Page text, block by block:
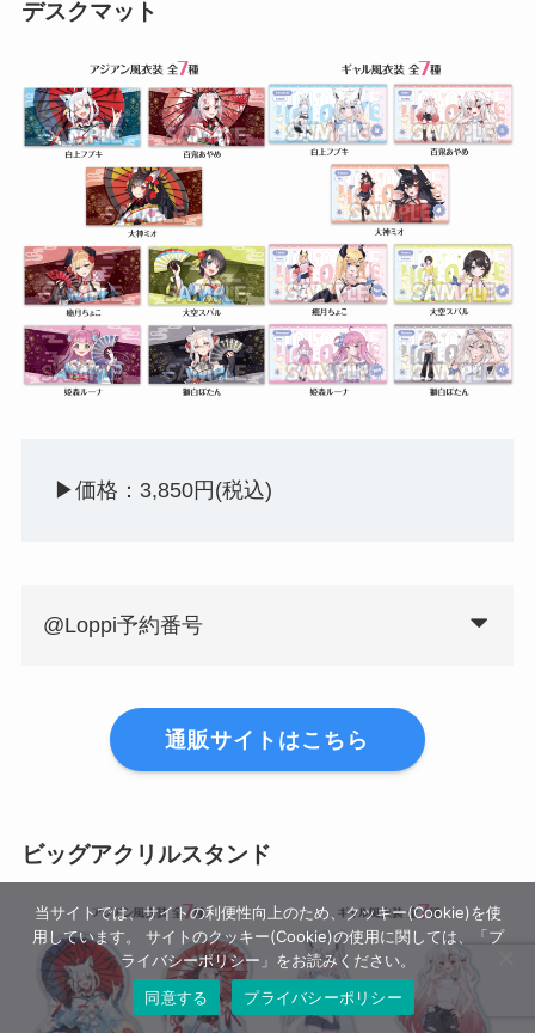
デスクマット
▶︎価格：3,850円(税込)
@Loppi予約番号
通販サイトはこちら
ビッグアクリルスタンド
当サイトでは、サイトの利便性向上のため、クッキー(Cookie)を使
用しています。 サイトのクッキー(Cookie)の使用に関しては、「プ
ライバシーポリシー」をお読みください。
同意する
プライバシーポリシー